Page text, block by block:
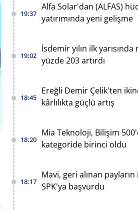
19:37
Alfa Solar'dan (ALFAS)
yatırımında yeni gelişme
19:02
İsdemir yılın ilk yarısında
yüzde 203 artırdı
18:45
Ereğli Demir Çelik'ten
kârlılıkta güçlü artış
18:20
Mia Teknoloji, Bilişim
kategoride birinci oldu
18:17
Mavi, geri alınan payların
SPK'ya başvurdu